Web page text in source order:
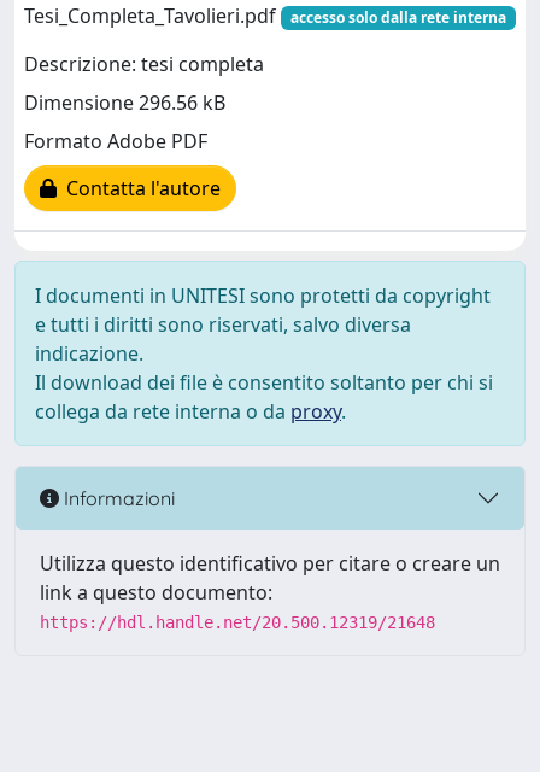
Tesi_Completa_Tavolieri.pdf
accesso solo dalla rete interna
Descrizione: tesi completa
Dimensione 296.56 kB
Formato Adobe PDF
Contatta l'autore
I documenti in UNITESI sono protetti da copyright
e tutti i diritti sono riservati, salvo diversa
indicazione.
Il download dei file è consentito soltanto per chi si
collega da rete interna o da proxy.
Informazioni
Utilizza questo identificativo per citare o creare un
link a questo documento:
https://hdl.handle.net/20.500.12319/21648